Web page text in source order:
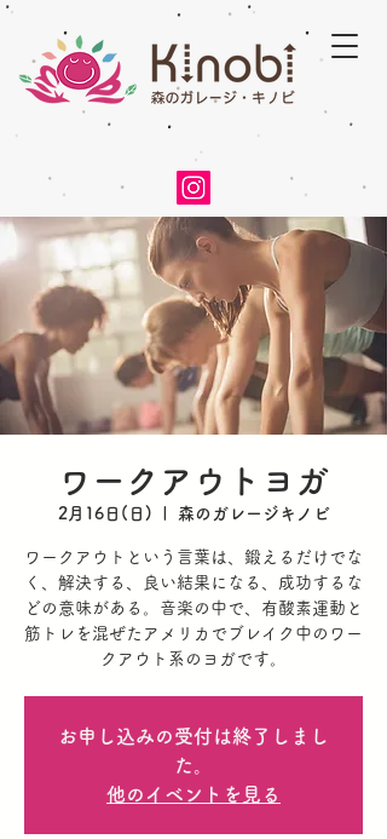
ワークアウトヨガ
2月16日(日) 森のガレージキノビ
ワークアウトという言葉は、鍛えるだけでな
く、解決する、良い結果になる、成功するな
どの意味がある。音楽の中で、有酸素運動と
筋トレを混ぜたアメリカでブレイク中のワー
クアウト系のヨガです。
お申し込みの受付は終了しまし
た。
他のイベントを見る